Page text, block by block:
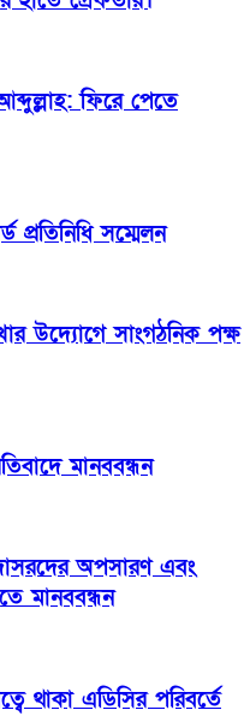
ফিরে পেতে
প্রতিনিধি সম্মেলন
উদ্যোগে সাংগঠনিক পক্ষ
মানববন্ধন
অপসারণ এবং
মানববন্ধন
থাকা এডিসির পরিবর্তে